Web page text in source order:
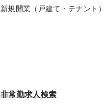
新規開業（戸建て・テナント）
非常勤求人検索